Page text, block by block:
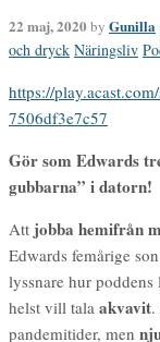
22 maj, 2020 by Gunilla
och dryck Näringsliv
https://
7506df3e7c57
Gör som Edwards
gubbarna” i datorn!
Att jobba hemifrån
Edwards femårige
lyssnare hur poddens
helst vill tala akvavit
pandemitider, men